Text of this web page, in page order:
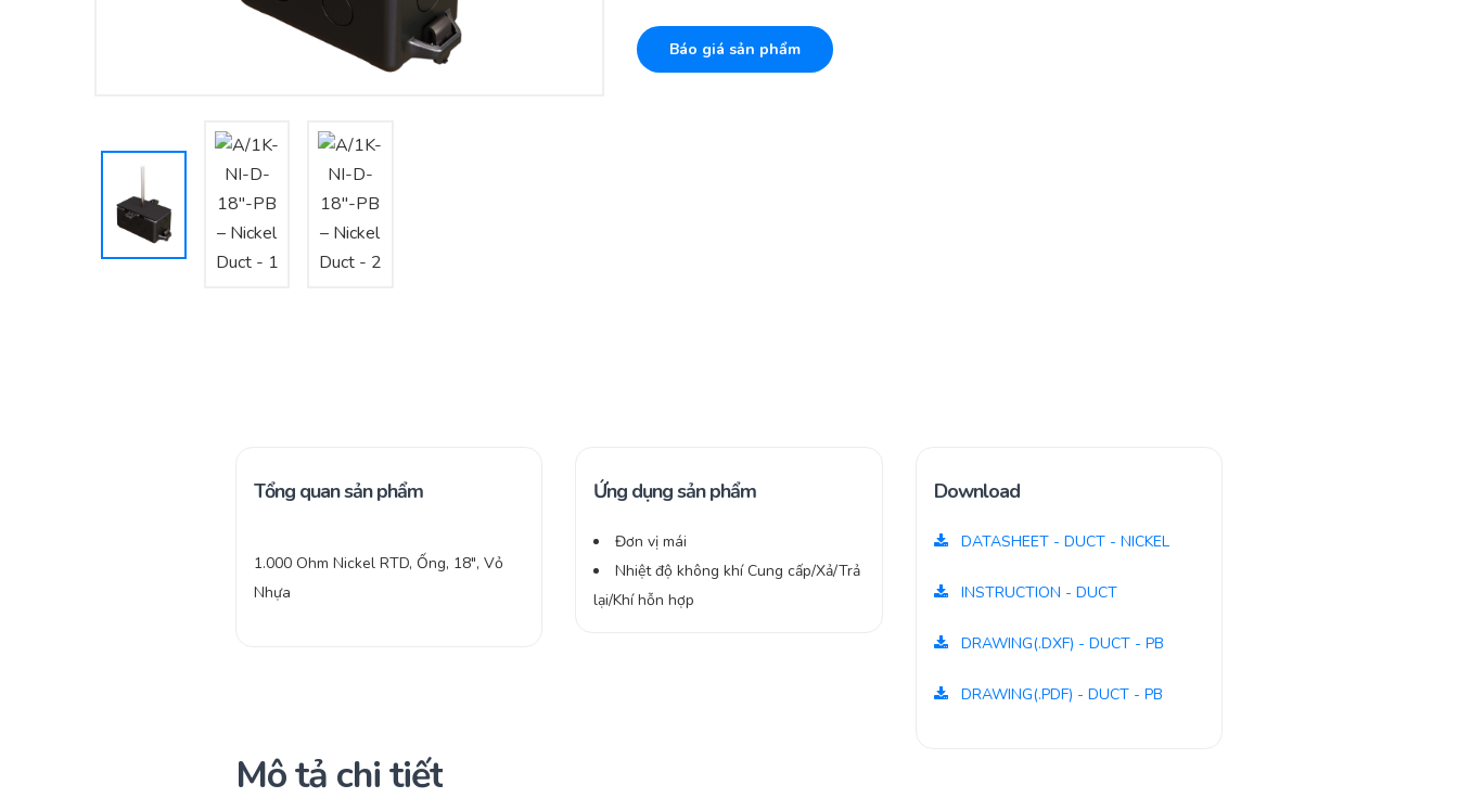
Báo giá sản phẩm
Tổng quan sản phẩm
1.000 Ohm Nickel RTD, Ống, 18″, Vỏ
Nhựa
Ứng dụng sản phẩm
Đơn vị mái
Nhiệt độ không khí Cung cấp/Xả/Trả
lại/Khí hỗn hợp
Download
DATASHEET - DUCT - NICKEL
INSTRUCTION - DUCT
DRAWING(.DXF) - DUCT - PB
DRAWING(.PDF) - DUCT - PB
Mô tả chi tiết